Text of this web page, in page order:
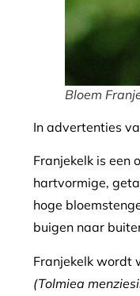
Bloem
In advertenties
Franjekelk is een
hartvormige,
hoge
buigen naar
Franjekelk wordt
(Tolmiea